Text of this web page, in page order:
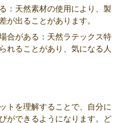
：天然素材の使用により、製
が出ることがあります。
合がある：天然ラテックス特
れることがあり、気になる人
トを理解することで、自分に
ができるようになります。ど